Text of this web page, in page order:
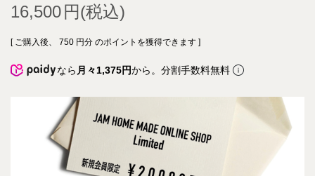
16,500
[ ご購入後、 750 円分 のポイントを獲得できます ]
なら 月々1,375円から。分割手数料無料